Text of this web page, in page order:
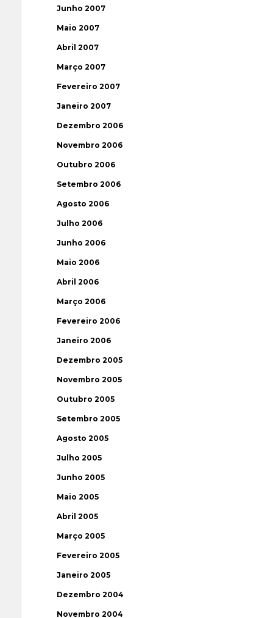
Junho 2007
Maio 2007
Abril 2007
Março 2007
Fevereiro 2007
Janeiro 2007
Dezembro 2006
Novembro 2006
Outubro 2006
Setembro 2006
Agosto 2006
Julho 2006
Junho 2006
Maio 2006
Abril 2006
Março 2006
Fevereiro 2006
Janeiro 2006
Dezembro 2005
Novembro 2005
Outubro 2005
Setembro 2005
Agosto 2005
Julho 2005
Junho 2005
Maio 2005
Abril 2005
Março 2005
Fevereiro 2005
Janeiro 2005
Dezembro 2004
Novembro 2004